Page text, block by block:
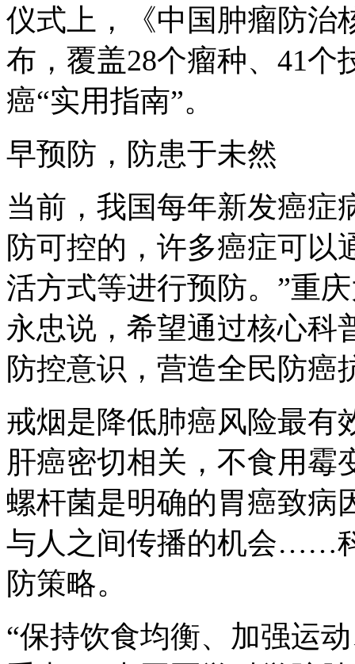
仪式上，《中国肿瘤防治
布，覆盖28个瘤种、41
癌“实用指南”。
早预防，防患于未然
当前，我国每年新发癌症
防可控的，许多癌症可以
活方式等进行预防。”重
永忠说，希望通过核心科
防控意识，营造全民防癌
戒烟是降低肺癌风险最有
肝癌密切相关，不食用霉
螺杆菌是明确的胃癌致病
与人之间传播的机会……
防策略。
“保持饮食均衡、加强运